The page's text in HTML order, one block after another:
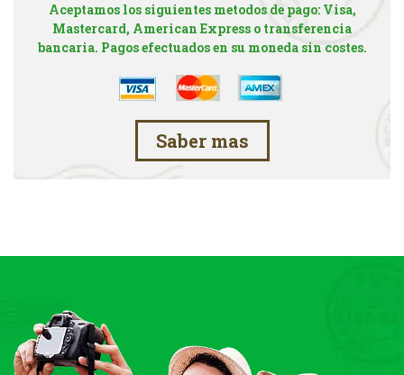
Aceptamos los siguientes metodos de pago: Visa,
Mastercard, American Express o transferencia
bancaria. Pagos efectuados en su moneda sin costes.
Saber mas